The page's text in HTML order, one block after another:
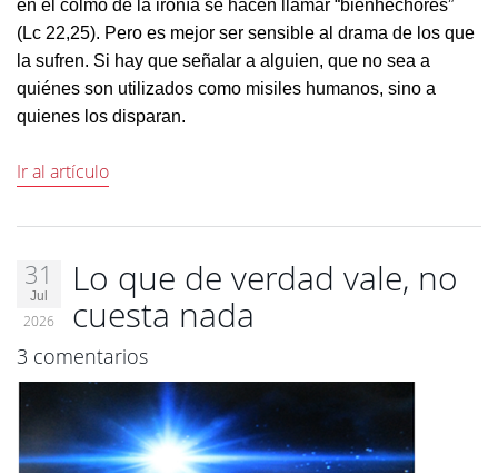
en el colmo de la ironía se hacen llamar “bienhechores”
(Lc 22,25). Pero es mejor ser sensible al drama de los que
la sufren. Si hay que señalar a alguien, que no sea a
quiénes son utilizados como misiles humanos, sino a
quienes los disparan.
Ir al artículo
31
Jul
2026
Lo que de verdad vale, no
cuesta nada
3 comentarios